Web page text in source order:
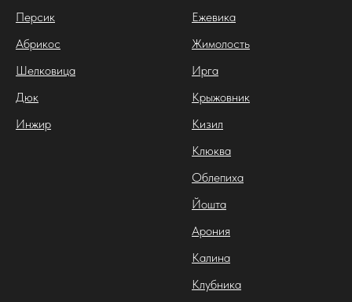
Персик
Абрикос
Шелковица
Дюк
Инжир
Ежевика
Жимолость
Ирга
Крыжовник
Кизил
Клюква
Облепиха
Йошта
Арония
Калина
Клубника